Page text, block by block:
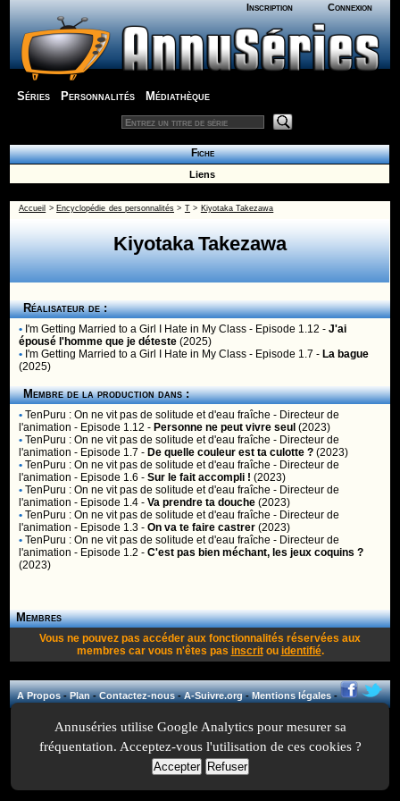
Inscription Connexion
Séries Personnalités Médiathèque
Fiche
Liens
Accueil > Encyclopédie des personnalités > T> Kiyotaka Takezawa
Kiyotaka Takezawa
Réalisateur de :
• I'm Getting Married to a Girl I Hate in My Class - Episode 1.12 -J'ai
épousé l'homme que je déteste (2025)
• I'm Getting Married to a Girl I Hate in My Class - Episode 1.7 - La bague
(2025)
Membre de la production dans :
• TenPuru : On ne vit pas de solitude et d'eau fraîche - Directeur de
l'animation - Episode 1.12 - Personne ne peut vivre seul (2023)
• TenPuru : On ne vit pas de solitude et d'eau fraîche - Directeur de
l'animation - Episode 1.7 - De quelle couleur est ta culotte ? (2023)
• TenPuru : On ne vit pas de solitude et d'eau fraîche - Directeur de
l'animation - Episode 1.6 -Sur le fait accompli ! (2023)
• TenPuru : On ne vit pas de solitude et d'eau fraîche - Directeur de
l'animation - Episode 1.4 -Va prendre ta douche (2023)
• TenPuru : On ne vit pas de solitude et d'eau fraîche - Directeur de
l'animation - Episode 1.3 -On va te faire castrer (2023)
• TenPuru : On ne vit pas de solitude et d'eau fraîche - Directeur de
l'animation - Episode 1.2 -C'est pas bien méchant, les jeux coquins ?
(2023)
Membres
Vous ne pouvez pas accéder aux fonctionnalités réservées aux
membres car vous n'êtes pas inscritou identifié.
A Propos-Plan-Contactez-nous-A-Suivre.org-Mentions légales-
Annuséries utilise Google Analytics pour mesurer sa
fréquentation. Acceptez-vous l'utilisation de ces cookies ?
Accepter Refuser